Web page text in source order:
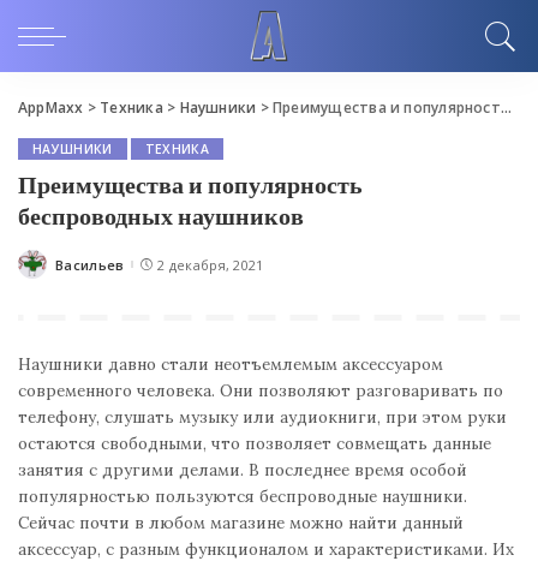
AppMaxx > Техника > Наушники >Преимущества и популярность беспроводных наушников
НАУШНИКИ ТЕХНИКА
Преимущества и популярность
беспроводных наушников
Posted
Васильев 2 декабря, 2021
Наушники давно стали неотъемлемым аксессуаром
современного человека. Они позволяют разговаривать по
телефону, слушать музыку или аудиокниги, при этом руки
остаются свободными, что позволяет совмещать данные
занятия с другими делами. В последнее время особой
популярностью пользуются беспроводные наушники.
Сейчас почти в любом магазине можно найти данный
аксессуар, с разным функционалом и характеристиками. Их